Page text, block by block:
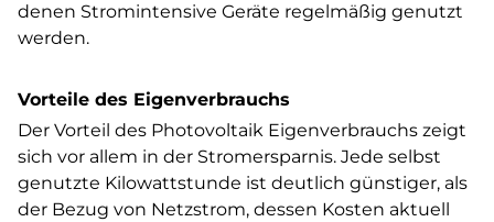
denen Stromintensive Geräte regelmäßig genutzt
werden.
Vorteile des Eigenverbrauchs
Der Vorteil des Photovoltaik Eigenverbrauchs zeigt
sich vor allem in der Stromersparnis. Jede selbst
genutzte Kilowattstunde ist deutlich günstiger, als
der Bezug von Netzstrom, dessen Kosten aktuell